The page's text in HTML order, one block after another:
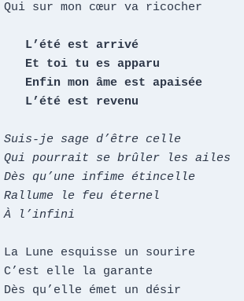
Qui sur mon cœur va ricocher
   L’été est revenu
Suis-je sage d’être celle
Qui pourrait se brûler les ailes
Dès qu’une infime étincelle
Rallume le feu éternel
À l’infini
La Lune esquisse un sourire
C’est elle la garante
Dès qu’elle émet un désir